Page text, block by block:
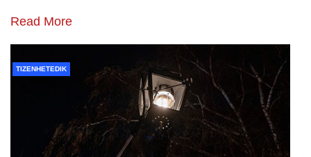
Read More
TIZENHETEDIK